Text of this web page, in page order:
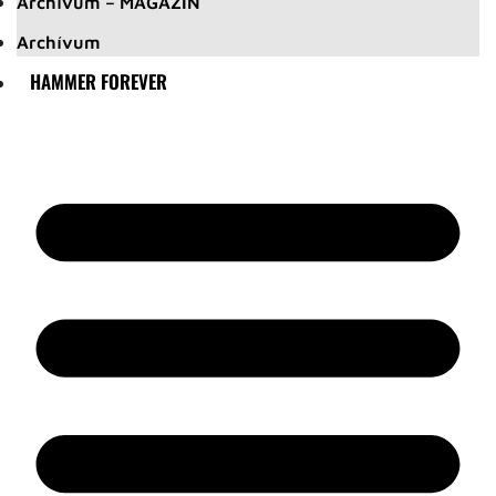
Archívum
HAMMER FOREVER